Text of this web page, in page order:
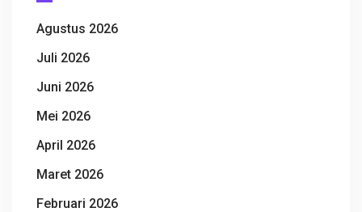
Agustus 2026
Juli 2026
Juni 2026
Mei 2026
April 2026
Maret 2026
Februari 2026